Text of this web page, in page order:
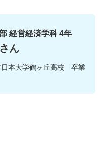
経営経済学科 4年
ん
日本大学鶴ヶ丘高校 卒業